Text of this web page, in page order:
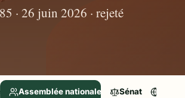
· 26 juin 2026 · rejeté
Assemblée nationale Sénat